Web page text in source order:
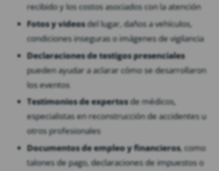
recibido y los costos asociados con la atención
Fotos y videosdel lugar, daños a vehículos,
condiciones inseguras o imágenes de vigilancia
Declaraciones de testigos presenciales
pueden ayudar a aclarar cómo se desarrollaron
los eventos
Testimonios de expertosde médicos,
especialistas en reconstrucción de accidentes u
otros profesionales
Documentos de empleo y financieros, como
talones de pago, declaraciones de impuestos o